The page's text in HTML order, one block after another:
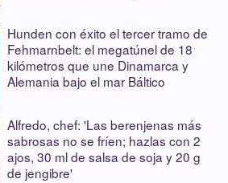
Hunden con éxito el tercer tramo de
Fehmarnbelt: el megatúnel de 18
kilómetros que une Dinamarca y
Alemania bajo el mar Báltico
Alfredo, chef: 'Las berenjenas más
sabrosas no se fríen; hazlas con 2
ajos, 30 ml de salsa de soja y 20 g
de jengibre'